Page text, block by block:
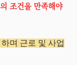
조건을 만족해야
며 근로 및 사업